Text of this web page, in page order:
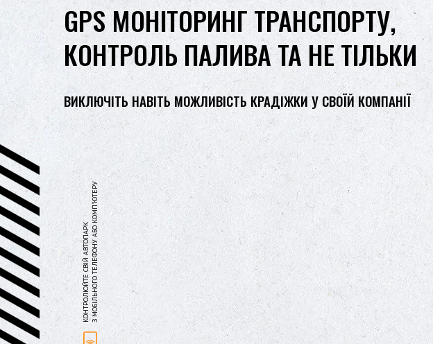
GPS МОНІТОРИНГ ТРАНСПОРТУ,
КОНТРОЛЬ ПАЛИВА ТА НЕ ТІЛЬКИ
ВИКЛЮЧІТЬ НАВІТЬ МОЖЛИВІСТЬ КРАДІЖКИ У СВОЇЙ КОМПАНІЇ
КОНТРОЛЮЙТЕ СВІЙ АВТОПАРКЗ МОБІЛЬНОГО ТЕЛЕФОНУ АБО КОМП'ЮТЕРУ